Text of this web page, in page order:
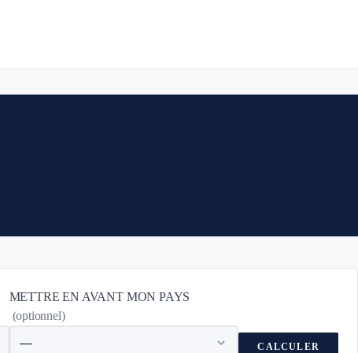
METTRE EN AVANT MON PAYS
(optionnel)
CALCULER